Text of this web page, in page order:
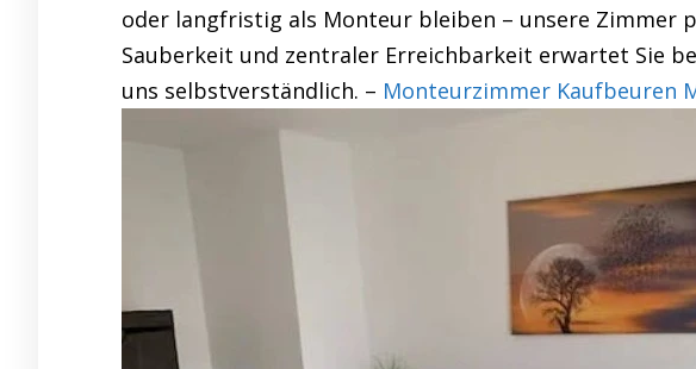
oder langfristig als Monteur bleiben – unsere
Sauberkeit und zentraler Erreichbarkeit erwartet Sie
uns selbstverständlich. – Monteurzimmer Kaufbeuren